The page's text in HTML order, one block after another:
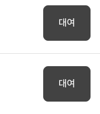
대여
대여